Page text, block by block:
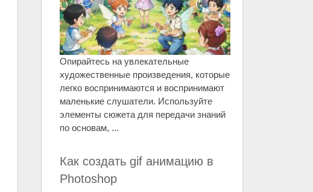
Опирайтесь на увлекательные
художественные произведения, которые
легко воспринимаются и воспринимают
маленькие слушатели. Используйте
элементы сюжета для передачи знаний
по основам, ...
Как создать gif анимацию в
Photoshop